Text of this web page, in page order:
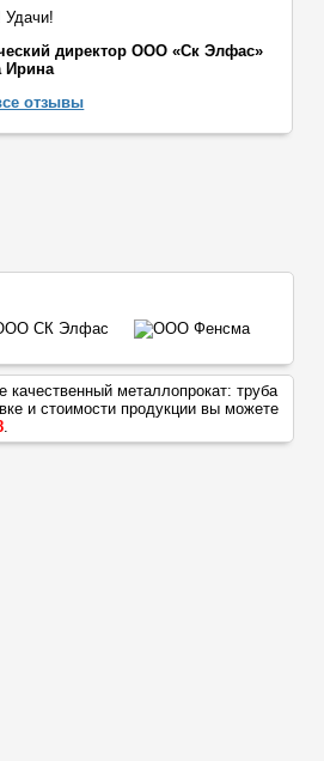
Удачи!
директор ООО «Ск Элфас»
Ирина
отзывы
металлопрокат: труба
и стоимости продукции вы можете
.